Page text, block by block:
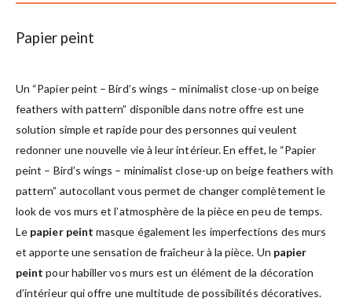
Papier peint
Un “Papier peint – Bird’s wings – minimalist close-up on beige
feathers with pattern” disponible dans notre offre est une
solution simple et rapide pour des personnes qui veulent
redonner une nouvelle vie à leur intérieur. En effet, le “Papier
peint – Bird’s wings – minimalist close-up on beige feathers with
pattern” autocollant vous permet de changer complètement le
look de vos murs et l’atmosphère de la pièce en peu de temps.
Le papier peint masque également les imperfections des murs
et apporte une sensation de fraîcheur à la pièce. Un papier
peint pour habiller vos murs est un élément de la décoration
d’intérieur qui offre une multitude de possibilités décoratives.